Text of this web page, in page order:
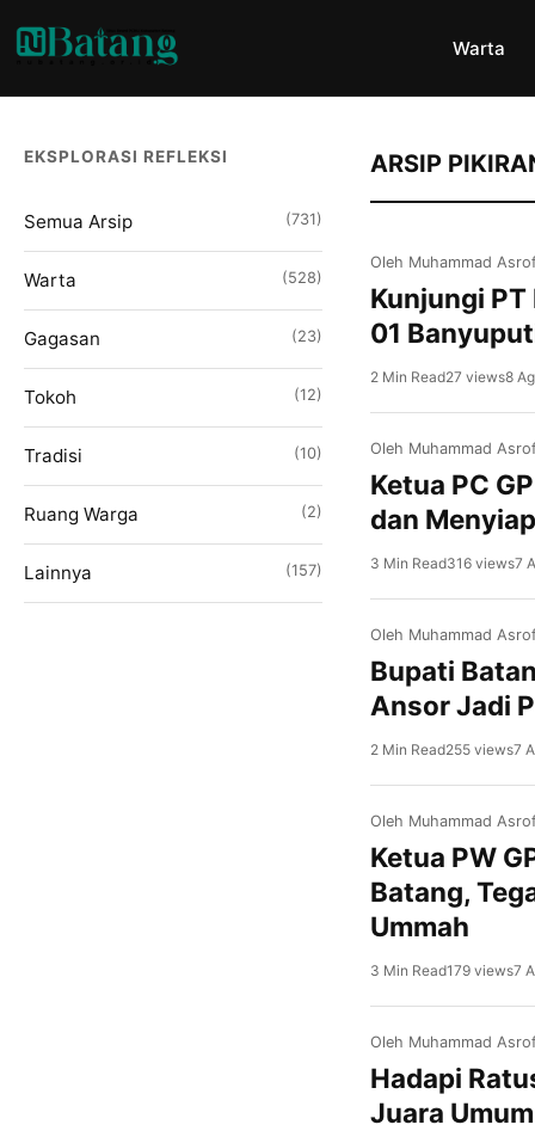
Warta
EKSPLORASI REFLEKSI
Semua Arsip (731)
Warta (528)
Gagasan (23)
Tokoh (12)
Tradisi (10)
Ruang Warga (2)
Lainnya (157)
ARSIP
Oleh Muhammad
Kunjungi PT
01
2 Min Read27 views8
Oleh Muhammad
Ketua PC
dan
3 Min Read316 views7
Oleh Muhammad
Bupati
Ansor Jadi
2 Min Read255 views7
Oleh Muhammad
Ketua PW
Batang,
Ummah
3 Min Read179 views7
Oleh Muhammad
Hadapi
Juara